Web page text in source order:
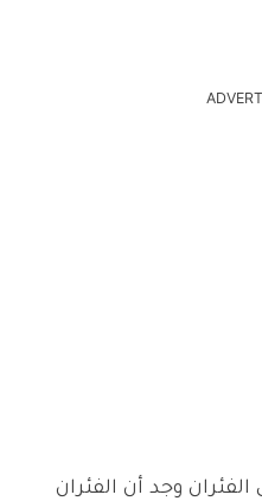
وجد أن الفئران